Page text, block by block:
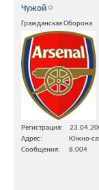
Чужой
Гражданская Оборона
Регистрация
Адрес
Южно-
Сообщения
8,004